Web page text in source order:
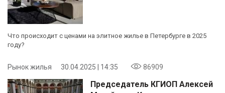
Что происходит с ценами на элитное жилье в Петербурге в 2025
году?
Рынок жилья 30.04.2025 | 14:35 86909
Председатель КГИОП Алексей